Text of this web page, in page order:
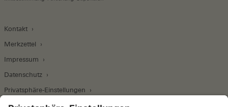
Kontakt
Merkzettel
Impressum
Datenschutz
Privatsphäre-Einstellungen